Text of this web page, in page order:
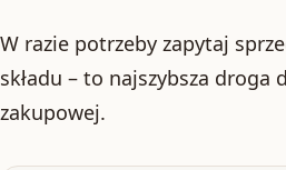
W razie potrzeby zapytaj
składu – to najszybsza droga
zakupowej.